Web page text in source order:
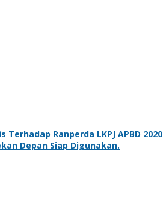
Ranperda LKPJ APBD 2020
Depan Siap Digunakan.